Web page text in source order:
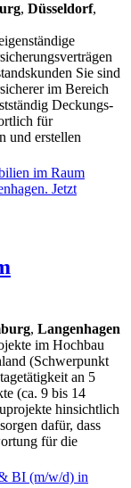
, Düsseldorf,
Sie sind
im Bereich
Deckungs-
für
und erstellen
, Langenhagen
im Hochbau
(Schwerpunkt
an 5
(ca. 9 bis 14
hinsichtlich
dafür, dass
für die